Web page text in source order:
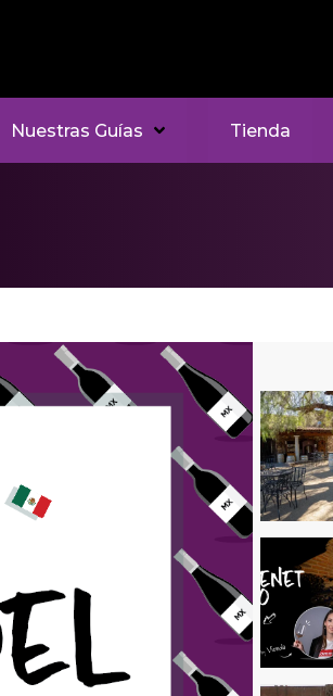
Nuestras Guías Tienda